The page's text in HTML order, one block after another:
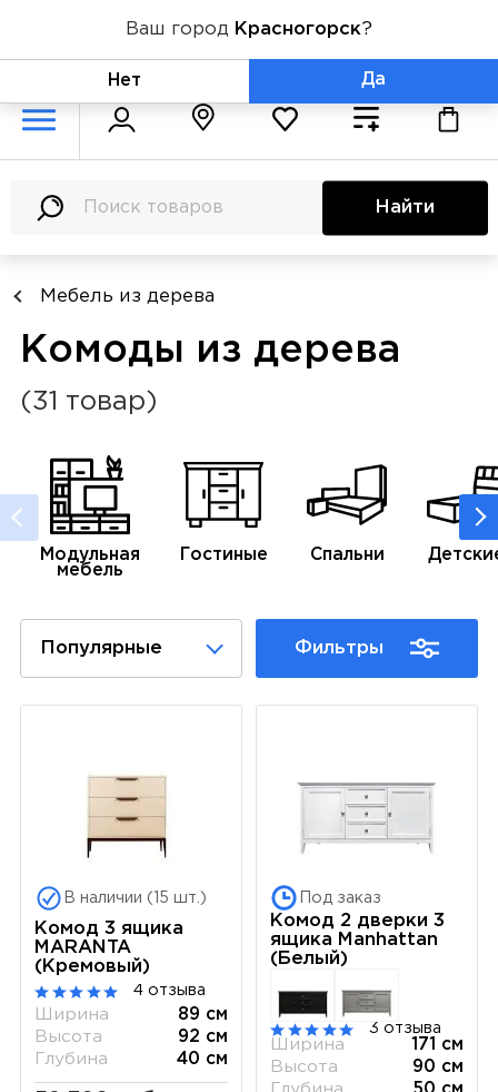
+7 (800) 775-71-06
Найти
Мебель из дерева
Комоды из дерева
(31 товар)
Модульная
мебель
Гостиные Спальни
Популярные Фильтры
В наличии (15 шт.)
Комод 3 ящика
MARANTA
(Кремовый)
4 отзыва
Ширина
89 см
Высота
92 см
Глубина
40 см
Под заказ
Комод 2 дверки 3
ящика Manhattan
(Белый)
3 отзыва
Ширина
171 см
Высота
90 см
Ваш город Красногорск?
Нет Да